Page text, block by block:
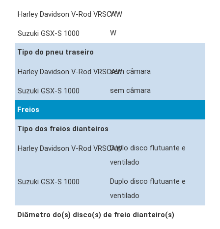
W
W
Tipo do pneu traseiro
sem câmara
sem câmara
Freios
Tipo dos freios dianteiros
Duplo disco flutuante e
ventilado
Duplo disco flutuante e
ventilado
Diâmetro do(s) disco(s) de freio dianteiro(s)